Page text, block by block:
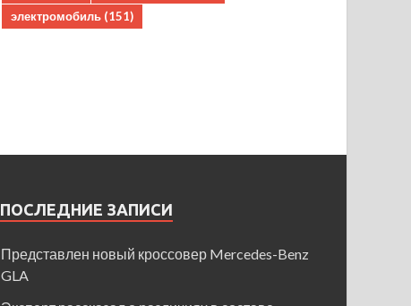
электромобиль (151)
ПОСЛЕДНИЕ ЗАПИСИ
Представлен новый кроссовер Mercedes-Benz
GLA